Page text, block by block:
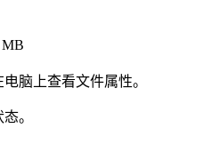
MB
脑上查看文件属性。
。